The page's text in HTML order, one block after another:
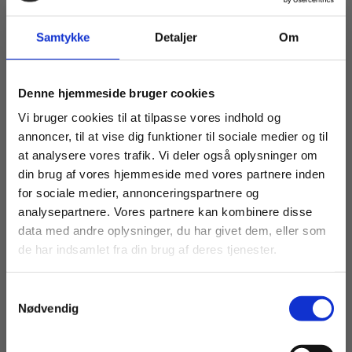
Samtykke Detaljer Om
Denne hjemmeside bruger cookies
Vi bruger cookies til at tilpasse vores indhold og
annoncer, til at vise dig funktioner til sociale medier og til
at analysere vores trafik. Vi deler også oplysninger om
din brug af vores hjemmeside med vores partnere inden
for sociale medier, annonceringspartnere og
analysepartnere. Vores partnere kan kombinere disse
data med andre oplysninger, du har givet dem, eller som
de har indsamlet fra din brug af deres tjenester.
Nødvendig
1.000 kr. ekskl. moms
Prisen er pr. halve år pr. produkt, og
Abonnementet bliver automatisk fornyet to gange
årligt, indtil skolen opsiger aftalen. Abonnementet
skal opsiges senest en måned før periodens
udløb.
Køb læremidler og find masterclasses mm.
Fortsæt som:
For privatkunder og
studerende. Du får
vist priser inkl.
For institutioner og
virksomheder. Du
får vist priser ekskl.